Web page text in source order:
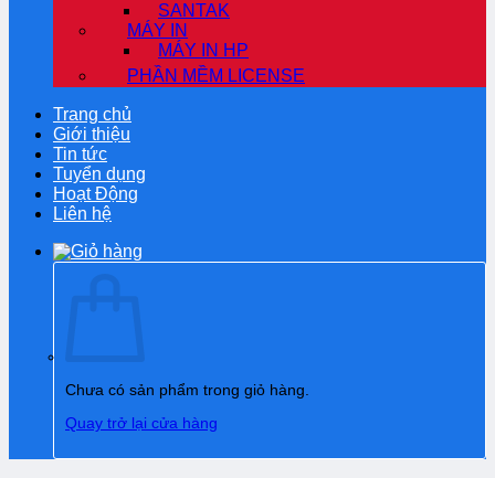
SANTAK
MÁY IN
MÁY IN HP
PHẦN MỀM LICENSE
Trang chủ
Giới thiệu
Tin tức
Tuyển dụng
Hoạt Động
Liên hệ
Chưa có sản phẩm trong giỏ hàng.
Quay trở lại cửa hàng